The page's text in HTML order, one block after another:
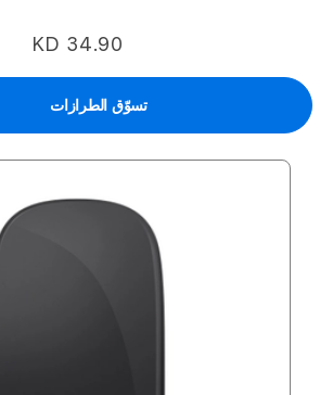
KD 34.90
تسوّق الطرازات